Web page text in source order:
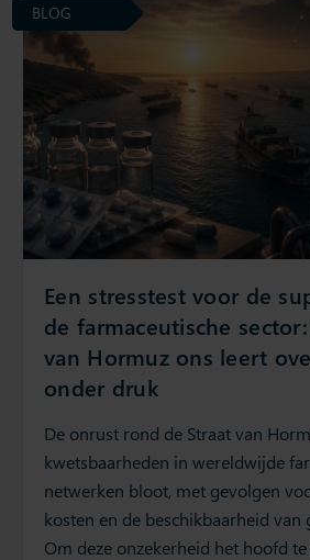
Een stresstest voor de
de farmaceutische
van Hormuz ons leert
onder druk
De onrust rond de Straat van
kwetsbaarheden in wereldwijde
netwerken bloot, met gevolgen
kosten en de beschikbaarheid van
Om deze onzekerheid het hoofd te
BLOG